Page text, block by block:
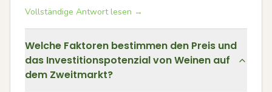
Vollständige Antwort lesen →
Welche Faktoren bestimmen den Preis und
das Investitionspotenzial von Weinen auf
dem Zweitmarkt?